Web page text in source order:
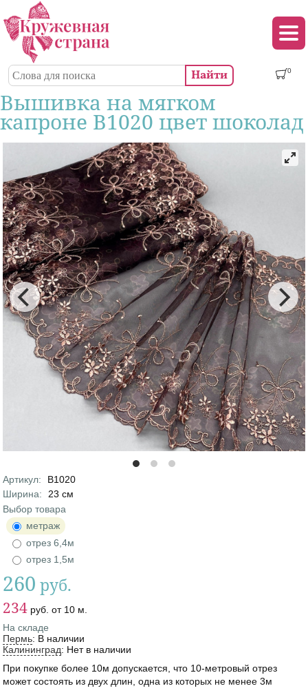
Перейти к основному содержанию
Форма поиска
Поиск 0
Вышивка на мягком
капроне В1020 цвет шоколад
Артикул:
В1020
Характеристики
Ширина: 23 см
Выбор товара
Продажа товара
метраж
отрез 6,4м
отрез 1,5м
Цена
260 руб.
Цена от
234 руб. от 10 м.
На складе
Пермь: В наличии
Калининград: Нет в наличии
При покупке более 10м допускается, что 10-метровый отрез
может состоять из двух длин, одна из которых не менее 3м